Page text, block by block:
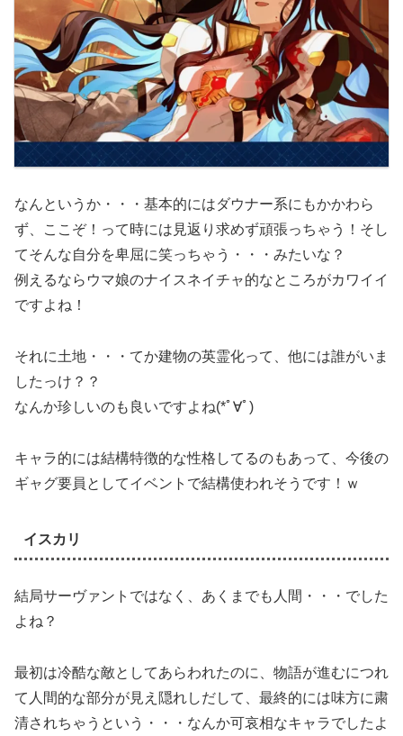
なんというか・・・基本的にはダウナー系にもかかわら
ず、ここぞ！って時には見返り求めず頑張っちゃう！そし
てそんな自分を卑屈に笑っちゃう・・・みたいな？
例えるならウマ娘のナイスネイチャ的なところがカワイイ
ですよね！
それに土地・・・てか建物の英霊化って、他には誰がいま
したっけ？？
なんか珍しいのも良いですよね(*ﾟ∀ﾟ)
キャラ的には結構特徴的な性格してるのもあって、今後の
ギャグ要員としてイベントで結構使われそうです！ｗ
イスカリ
結局サーヴァントではなく、あくまでも人間・・・でした
よね？
最初は冷酷な敵としてあらわれたのに、物語が進むにつれ
て人間的な部分が見え隠れしだして、最終的には味方に粛
清されちゃうという・・・なんか可哀相なキャラでしたよ